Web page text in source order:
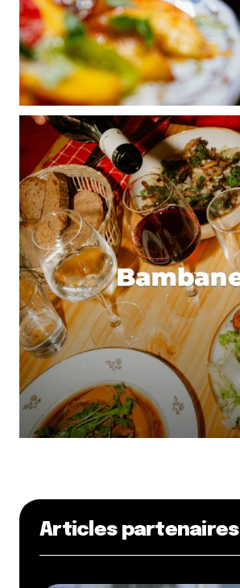
Articles partenaires